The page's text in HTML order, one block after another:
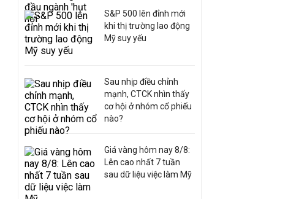
S&P 500 lên đỉnh mới
khi thị trường lao động
Mỹ suy yếu
Sau nhịp điều chỉnh
mạnh, CTCK nhìn thấy
cơ hội ở nhóm cổ phiếu
nào?
Giá vàng hôm nay 8/8:
Lên cao nhất 7 tuần
sau dữ liệu việc làm Mỹ